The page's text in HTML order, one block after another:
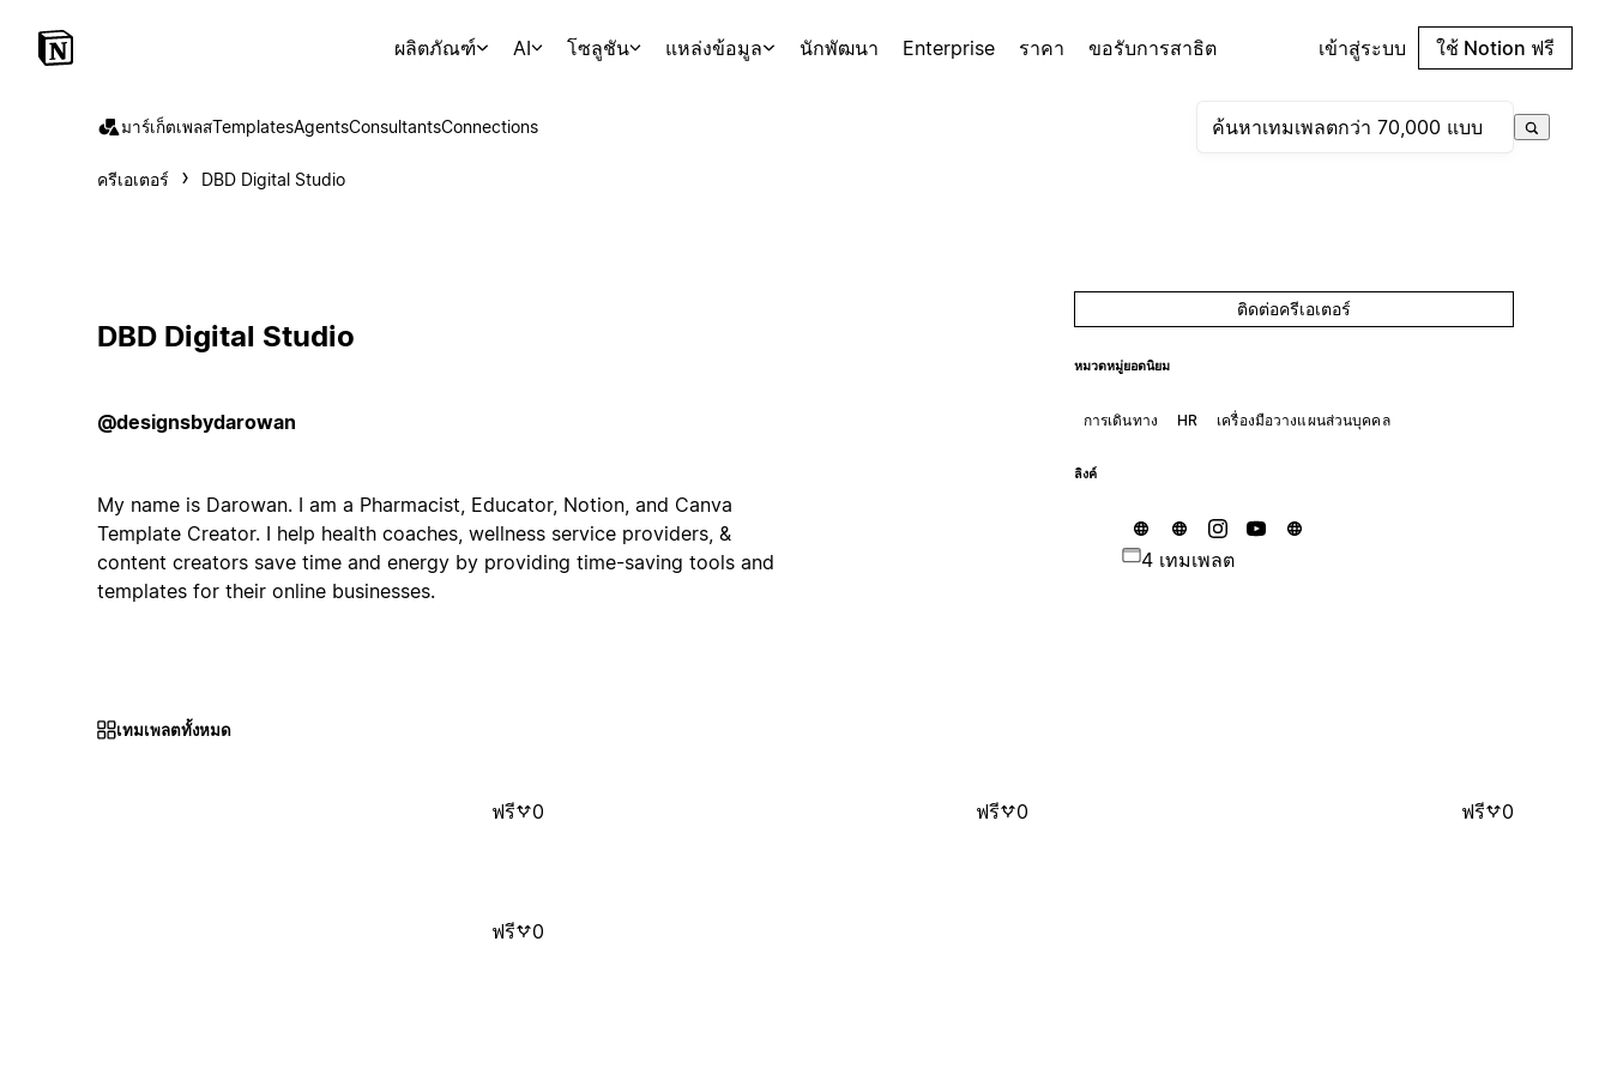
ผลิตภัณฑ์ AI โซลูชัน แหล่งข้อมูล นักพัฒนา Enterprise ราคา ขอรับการสาธิต เข้าสู่ระบบ ใช้ Notion ฟรี
มาร์เก็ตเพลสTemplatesAgentsConsultantsConnections
ครีเอเตอร์ DBD Digital Studio
DBD Digital Studio
@designsbydarowan
My name is Darowan. I am a Pharmacist, Educator, Notion, and Canva
Template Creator. I help health coaches, wellness service providers, &
content creators save time and energy by providing time-saving tools and
templates for their online businesses.
ติดต่อครีเอเตอร์
หมวดหมู่ยอดนิยม
การเดินทาง HR เครื่องมือวางแผนส่วนบุคคล
ลิงค์
4 เทมเพลต
เทมเพลตทั้งหมด
ฟรี 0 ฟรี 0 ฟรี 0
ฟรี 0